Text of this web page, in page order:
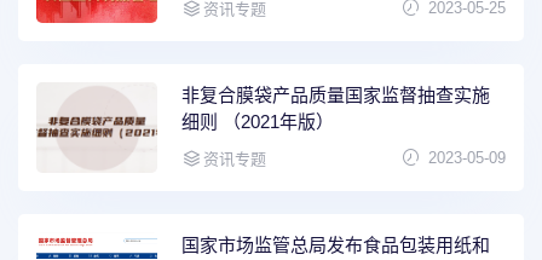
资讯专题 2023-05-25
非复合膜袋产品质量国家监督抽查实施
细则 （2021年版）
资讯专题 2023-05-09
国家市场监管总局发布食品包装用纸和